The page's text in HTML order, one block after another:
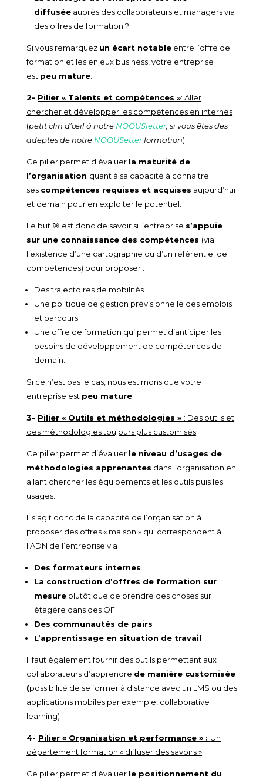
diffusée auprès des collaborateurs et managers via
des offres de formation ?
Si vous remarquez un écart notable entre l’offre de
formation et les enjeux business, votre entreprise
est peu mature
2- Pilier « Talents et compétences »: Aller
chercher et développer les compétences en internes
(petit clin d’œilà notre NOOUSletter, si vous êtes des
adeptes de notre NOOUSetterformation)
Ce pilier permet d’évaluer la maturité de
l’organisation quant à sa capacité à connaitre
ses compétences requises et acquises aujourd’hui
et demain pour en exploiter le potentiel.
Le but 🎯 est donc de savoir si l’entreprise s’appuie
sur une connaissance des compétences (via
l’existence d’une cartographie ou d’un référentiel de
compétences) pour proposer :
Des trajectoires de mobilités
Une politique de gestion prévisionnelle des emplois
et parcours
Une offre de formation qui permet d’anticiper les
besoins de développement de compétences de
demain.
Si ce n’est pas le cas, nous estimons que votre
entreprise est peu mature
3- Pilier « Outils et méthodologies » : Des outils et
des méthodologies toujours plus customisés
Ce pilier permet d’évaluer le niveau d’usages de
méthodologies apprenantes dans l’organisation en
allant chercher les équipements et les outils puis les
usages.
Il s’agit donc de la capacité de l’organisation à
proposer des offres « maison » qui correspondent à
l’ADN de l’entreprise via :
Des formateurs internes
La construction d’offres de formation sur
mesure plutôt que de prendre des choses sur
étagère dans des OF
Des communautés de pairs
L’apprentissage en situation de travail
Il faut également fournir des outils permettant aux
collaborateurs d’apprendre de manière customisée
(possibilité de se former à distance avec un LMS ou des
applications mobiles par exemple, collaborative
learning)
4- Pilier « Organisation et performance » : Un
département formation « diffuser des savoirs »
Ce pilier permet d’évaluer le positionnement du